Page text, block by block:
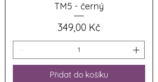
TM5 - černý
Cena
349,00 Kč
Přidat do košíku